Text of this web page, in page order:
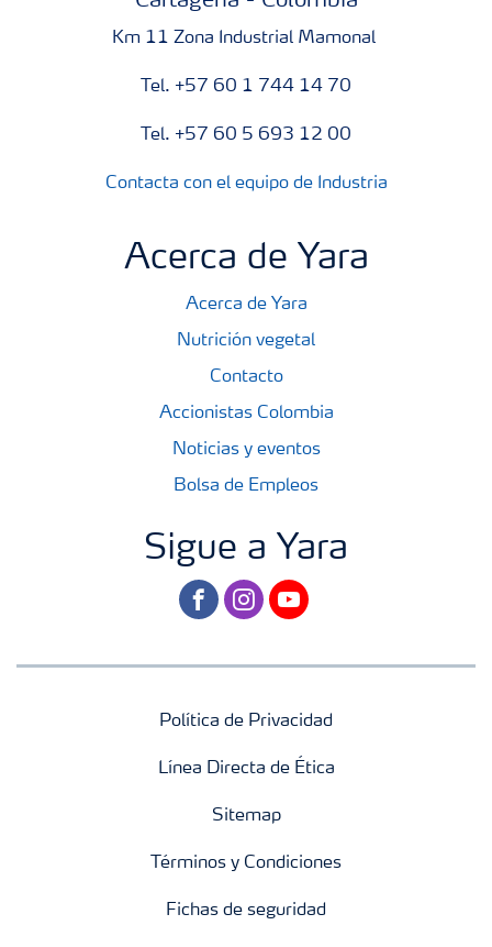
Km 11 Zona Industrial Mamonal
Tel. +57 60 1 744 14 70
Tel. +57 60 5 693 12 00
Contacta con el equipo de Industria
Acerca de Yara
Acerca de Yara
Nutrición vegetal
Contacto
Accionistas Colombia
Noticias y eventos
Bolsa de Empleos
Sigue a Yara
facebookinstagram
youtube
Política de Privacidad
Línea Directa de Ética
Sitemap
Términos y Condiciones
Fichas de seguridad